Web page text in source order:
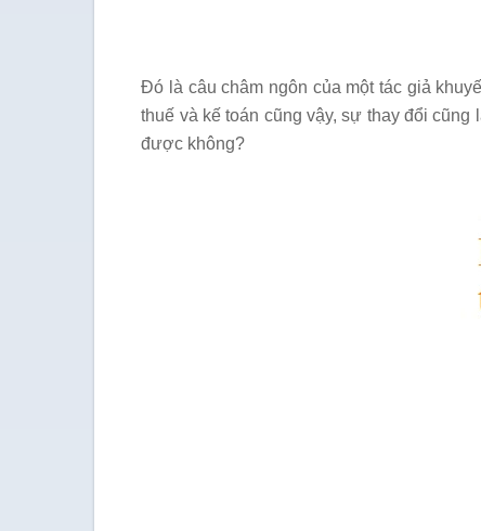
Đó là câu châm ngôn của một tác giả
thuế và kế toán cũng vậy, sự thay đổi
được không?